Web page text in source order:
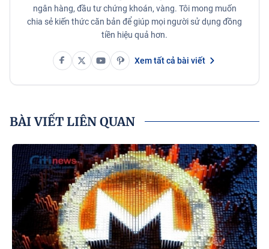
ngân hàng, đầu tư chứng khoán, vàng. Tôi mong muốn
chia sẻ kiến thức căn bản để giúp mọi người sử dụng đồng
tiền hiệu quả hơn.
Xem tất cả bài viết
BÀI VIẾT LIÊN QUAN